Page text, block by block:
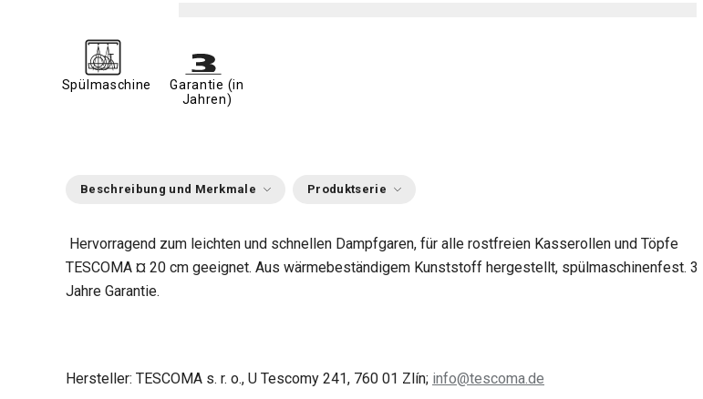
Spülmaschine
Garantie (in
Jahren)
Beschreibung und Merkmale Produktserie
Hervorragend zum leichten und schnellen Dampfgaren, für alle rostfreien Kasserollen und Töpfe
TESCOMA ¤ 20 cm geeignet. Aus wärmebeständigem Kunststoff hergestellt, spülmaschinenfest. 3
Jahre Garantie.
Hersteller: TESCOMA s. r. o., U Tescomy 241, 760 01 Zlín; info@tescoma.de